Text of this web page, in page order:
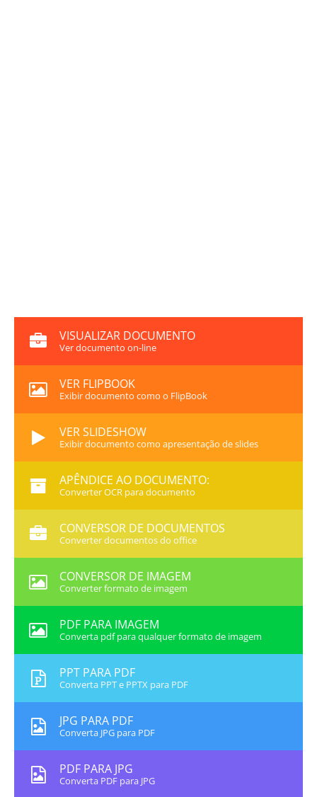
VISUALIZAR DOCUMENTO
Ver documento on-line
VER FLIPBOOK
Exibir documento como o FlipBook
VER SLIDESHOW
Exibir documento como apresentação de slides
APÊNDICE AO DOCUMENTO:
Converter OCR para documento
CONVERSOR DE DOCUMENTOS
Converter documentos do office
CONVERSOR DE IMAGEM
Converter formato de imagem
PDF PARA IMAGEM
Converta pdf para qualquer formato de imagem
PPT PARA PDF
Converta PPT e PPTX para PDF
JPG PARA PDF
Converta JPG para PDF
PDF PARA JPG
Converta PDF para JPG